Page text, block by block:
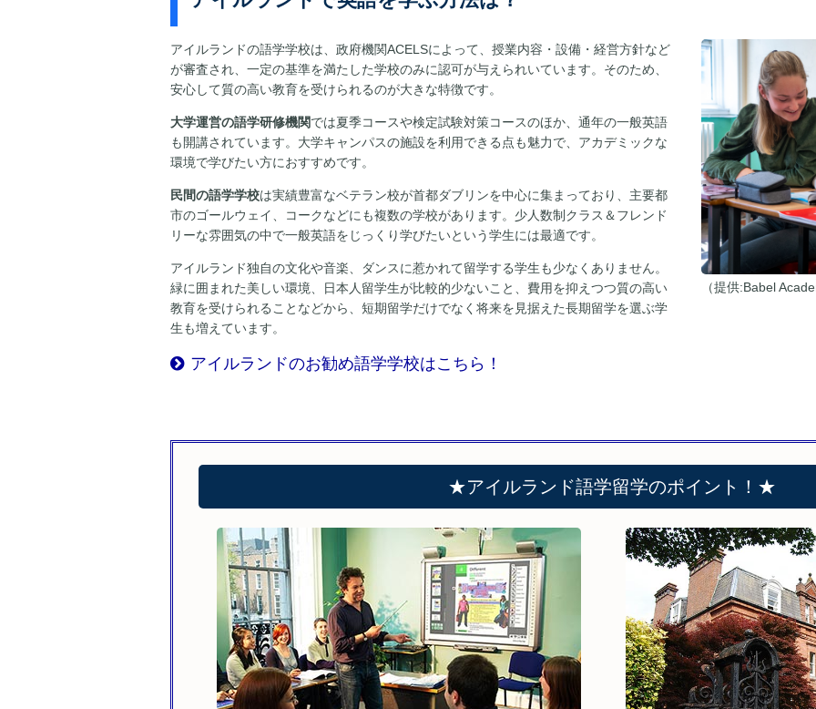
アイルランドの語学学校は、政府機関ACELSによって、授業内容・設備・経営方針など
が審査され、一定の基準を満たした学校のみに認可が与えられいています。そのため、
安心して質の高い教育を受けられるのが大きな特徴です。
大学運営の語学研修機関では夏季コースや検定試験対策コースのほか、通年の一般英語
も開講されています。大学キャンパスの施設を利用できる点も魅力で、アカデミックな
環境で学びたい方におすすめです。
民間の語学学校は実績豊富なベテラン校が首都ダブリンを中心に集まっており、主要都
市のゴールウェイ、コークなどにも複数の学校があります。少人数制クラス＆フレンド
リーな雰囲気の中で一般英語をじっくり学びたいという学生には最適です。
アイルランド独自の文化や音楽、ダンスに惹かれて留学する学生も少なくありません。
緑に囲まれた美しい環境、日本人留学生が比較的少ないこと、費用を抑えつつ質の高い
教育を受けられることなどから、短期留学だけでなく将来を見据えた長期留学を選ぶ学
生も増えています。
アイルランドのお勧め語学学校はこちら！
（提供:Babel
★アイルランド語学留学のポイント！★